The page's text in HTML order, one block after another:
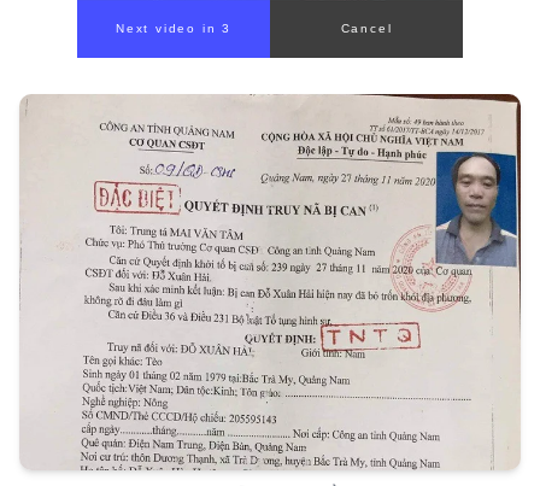
Next video in 1 Cancel